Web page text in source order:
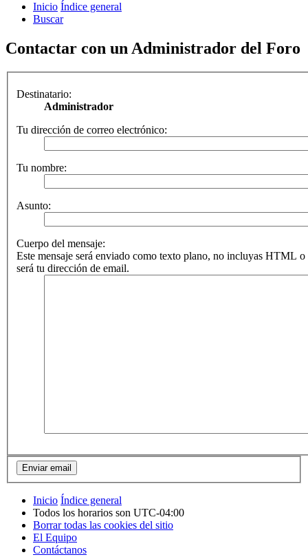
Inicio Índice general
Buscar
Contactar con un Administrador del Foro
Destinatario:
Administrador
Tu dirección de correo electrónico:
Tu nombre:
Asunto:
Cuerpo del mensaje:
Este mensaje será enviado como texto plano, no incluyas HTML
será tu dirección de email.
Inicio Índice general
Todos los horarios son UTC-04:00
Borrar todas las cookies del sitio
El Equipo
Contáctanos